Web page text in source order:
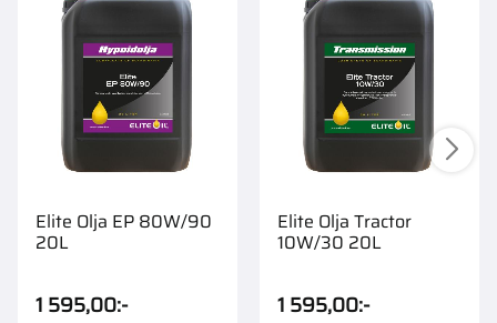
Elite Olja EP 80W/90
20L
1 595,00:-
Elite Olja Tractor
10W/30 20L
1 595,00:-